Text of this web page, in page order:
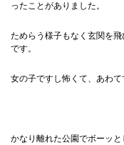
ったことがありました。
ためらう様子もなく玄関を
です。
女の子ですし怖くて、あわて
かなり離れた公園でボーッ